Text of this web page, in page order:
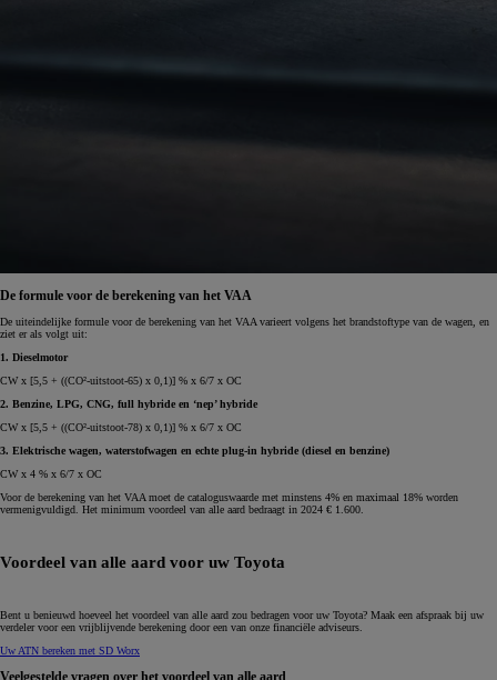
De formule voor de berekening van het VAA
De uiteindelijke formule voor de berekening van het VAA varieert volgens het brandstoftype van de wagen, en
ziet er als volgt uit:
1. Dieselmotor
CW x [5,5 + ((CO²-uitstoot-65) x 0,1)] % x 6/7 x OC
2. Benzine, LPG, CNG, full hybride en ‘nep’ hybride
CW x [5,5 + ((CO²-uitstoot-78) x 0,1)] % x 6/7 x OC
3. Elektrische wagen, waterstofwagen en echte plug-in hybride (diesel en benzine)
CW x 4 % x 6/7 x OC
Voor de berekening van het VAA moet de cataloguswaarde met minstens 4% en maximaal 18% worden
vermenigvuldigd. Het minimum voordeel van alle aard bedraagt in 2024 € 1.600.
Voordeel van alle aard voor uw Toyota
Bent u benieuwd hoeveel het voordeel van alle aard zou bedragen voor uw Toyota? Maak een afspraak bij uw
verdeler voor een vrijblijvende berekening door een van onze financiële adviseurs.
Uw ATN bereken met SD Worx